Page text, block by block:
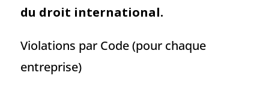
du droit international.
Violations par Code (pour chaque
entreprise)